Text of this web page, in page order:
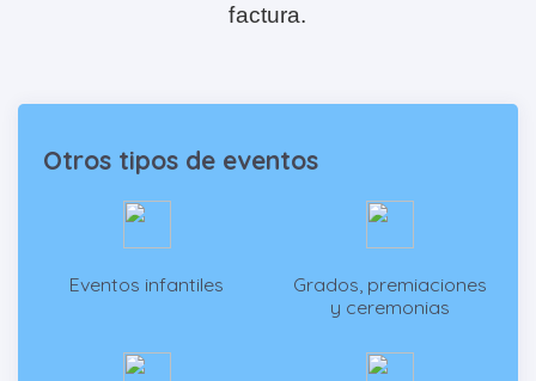
factura.
Otros tipos de eventos
Eventos infantiles
Grados, premiaciones
y ceremonias